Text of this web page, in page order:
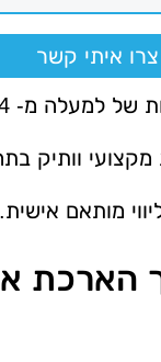
צרו איתי קשר
של למעלה מ- 14 שנה.
מקצועי וותיק
מותאם אישית.
הארכת